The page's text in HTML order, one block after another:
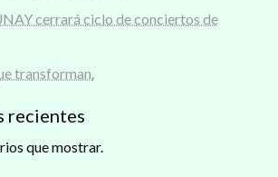
cerrará ciclo de conciertos de
transforman.
recientes
que mostrar.